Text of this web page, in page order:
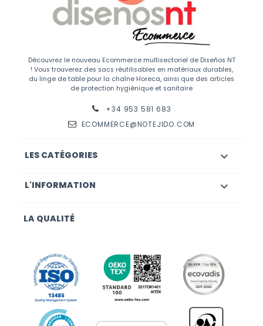
Découvrez le nouveau Ecommerce multisectoriel de Diseños NT
! Vous trouverez des sacs réutilisables en matériaux durables,
du linge de table pour la chaîne Horeca, ainsi que des articles
de protection hygiénique et sanitaire
+34 953 581 683
ECOMMERCE@NOTEJIDO.COM
LES CATÉGORIES 
L'INFORMATION 
LA QUALITÉ